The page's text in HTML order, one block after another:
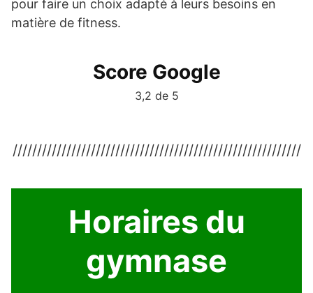
pour faire un choix adapté à leurs besoins en
matière de fitness.
Score Google
3,2 de 5
///////////////////////////////////////////////////////////
Horaires du
gymnase